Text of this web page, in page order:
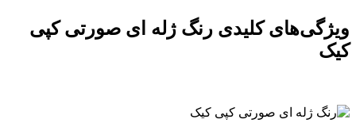
ویژگی‌های کلیدی رنگ ژله ای صورتی کپی
کیک